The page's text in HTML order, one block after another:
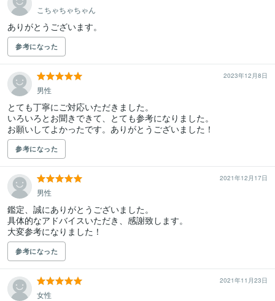
こちゃちゃちゃん
ありがとうございます。
参考になった
2023年12月8日
男性
とても丁寧にご対応いただきました。
いろいろとお聞きできて、とても参考になりました。
お願いしてよかったです。ありがとうございました！
参考になった
2021年12月17日
男性
鑑定、誠にありがとうございました。
具体的なアドバイスいただき、感謝致します。
大変参考になりました！
参考になった
2021年11月23日
女性